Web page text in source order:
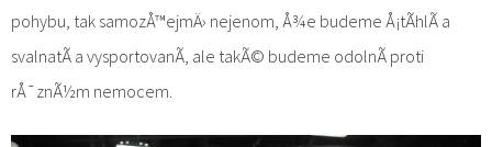
pohybu, tak samozÅ™ejmÄ› nejenom, Å¾e budeme Å¡tÃ­hlÃ­ a
svalnatÃ­ a vysportovanÃ­, ale takÃ© budeme odolnÃ­ proti
rÅ¯znÃ½m nemocem.